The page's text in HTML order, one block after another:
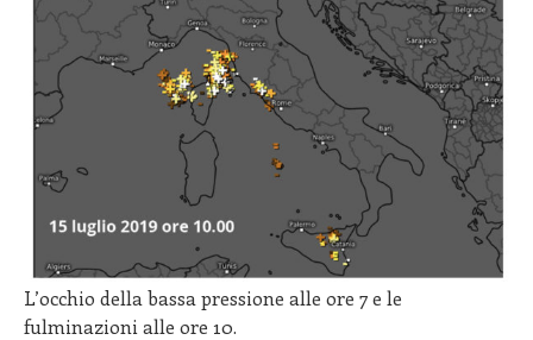
L’occhio della bassa pressione alle ore 7 e le
fulminazioni alle ore 10.